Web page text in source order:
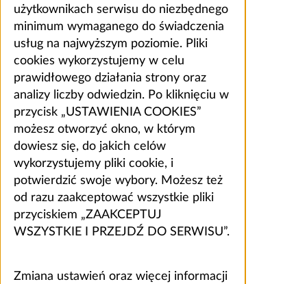
użytkownikach serwisu do niezbędnego
minimum wymaganego do świadczenia
usług na najwyższym poziomie. Pliki
cookies wykorzystujemy w celu
prawidłowego działania strony oraz
analizy liczby odwiedzin. Po kliknięciu w
przycisk „USTAWIENIA COOKIES”
możesz otworzyć okno, w którym
dowiesz się, do jakich celów
wykorzystujemy pliki cookie, i
potwierdzić swoje wybory. Możesz też
od razu zaakceptować wszystkie pliki
przyciskiem „ZAAKCEPTUJ
WSZYSTKIE I PRZEJDŹ DO SERWISU”.
Zmiana ustawień oraz więcej informacji